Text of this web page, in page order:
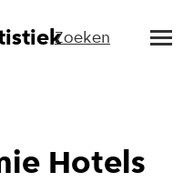
Zoeken
Hotels